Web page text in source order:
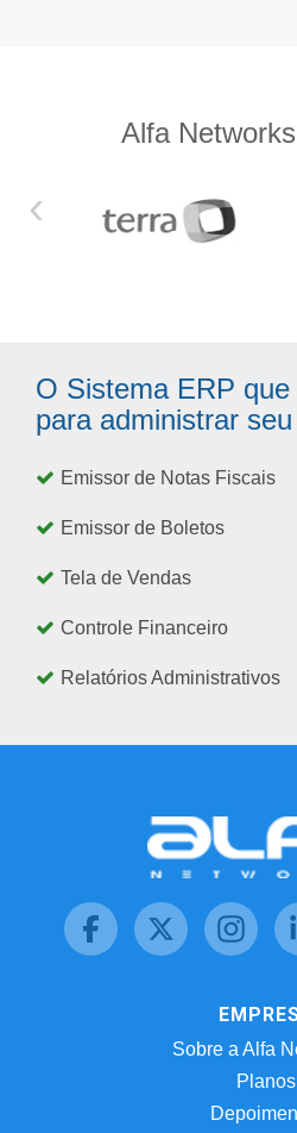
Alfa
‹
O Sistema ERP
para administrar
Emissor de Notas Fiscais
Emissor de Boletos
Tela de Vendas
Controle Financeiro
Relatórios Administrativos
Sobre a Alfa
Planos